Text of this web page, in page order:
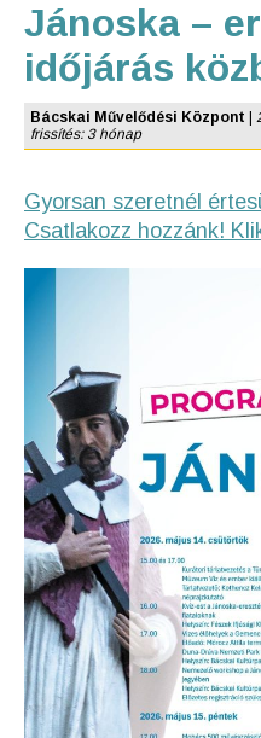
Jánoska –
időjárás
Bácskai Művelődési Központ
frissítés: 3 hónap
Gyorsan szeretnél
Csatlakozz hozzánk!